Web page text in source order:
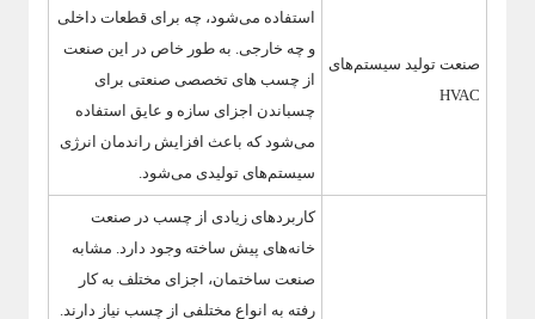
صنعت تولید سیستم‌های
HVAC
استفاده می‌شود، چه برای قطعات داخلی
و چه خارجی. به طور خاص در این صنعت
از چسب های تخصصی صنعتی برای
چسباندن اجزای سازه و عایق استفاده
می‌شود که باعث افزایش راندمان انرژی
سیستم‌های تولیدی می‌شود.
کاربردهای زیادی از چسب در صنعت
خانه‌های پیش ساخته وجود دارد. مشابه
صنعت ساختمان، اجزای مختلف به کار
رفته به انواع مختلفی از چسب نیاز دارند.